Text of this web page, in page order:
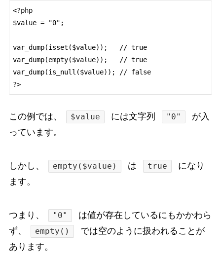
<?php
$value = "0";
var_dump(isset($value));   // true
var_dump(empty($value));   // true
var_dump(is_null($value)); // false
?>
この例では、 $value には文字列 "0"
が入
っています。
しかし、 empty($value) は true
になり
ます。
つまり、 "0"
は値が存在しているにもかかわら
ず、
empty()
では空のように扱われることが
あります。